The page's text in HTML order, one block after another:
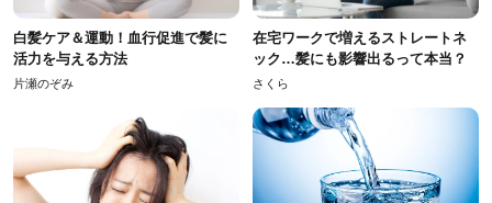
白髪ケア＆運動！血行促進で髪に
活力を与える方法
片瀬のぞみ
在宅ワークで増えるストレートネ
ック…髪にも影響出るって本当？
さくら